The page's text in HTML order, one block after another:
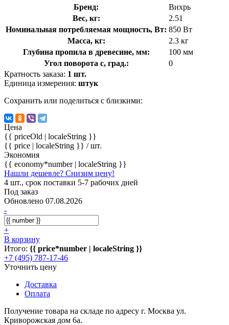
Бренд:
Вихрь
Вес, кг:
2.51
Номинальная потребляемая мощность, Вт: 850 Вт
Масса, кг:
2.3 кг
Глубина пропила в древесине, мм:
100 мм
Угол поворота с, град.:
0
Кратность заказа: 1 шт.
Единица измерения: штук
Сохранить или поделиться с близкими:
Цена
{{ priceOld | localeString }}
{{ price | localeString }} / шт.
Экономия
{{ economy*number | localeString }}
Нашли дешевле? Снизим цену!
4 шт., срок поставки 5-7 рабочих дней
Под заказ
Обновлено 07.08.2026
-
+
В корзину
Итого: {{ price*number | localeString }}
+7 (495) 787-17-46
Уточнить цену
Доставка
Оплата
Получение товара на складе по адресу г. Москва ул.
Криворожская дом 6а.